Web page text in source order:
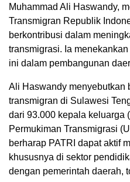
Muhammad Ali Haswandy,
Transmigran Republik
berkontribusi dalam
transmigrasi. Ia
ini dalam pembangunan
Ali Haswandy menyebutkan
transmigran di Sulawesi
dari 93.000 kepala keluarga
Permukiman Transmigrasi
berharap PATRI dapat aktif
khususnya di sektor
dengan pemerintah daerah,